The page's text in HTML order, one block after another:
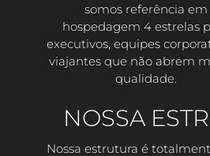
somos referência em
hospedagem 4 estrelas
executivos, equipes
viajantes que não abrem
qualidade.
NOSSA
Nossa estrutura é